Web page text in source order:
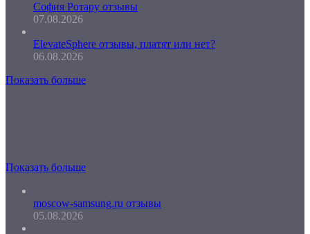
София Ротару отзывы
07.08.2026
ElevateSphere отзывы, платят или нет?
06.08.2026
Показать больше
Показать больше
moscow-samsung.ru отзывы
05.08.2026